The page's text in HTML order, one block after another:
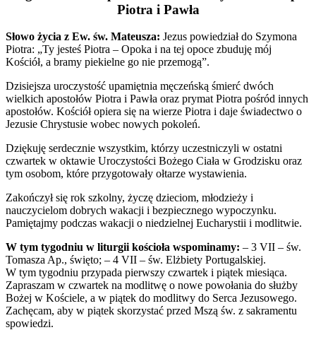
Piotra i Pawła
Słowo życia z Ew. św. Mateusza: Jezus powiedział do Szymona
Piotra: „Ty jesteś Piotra – Opoka i na tej opoce zbuduję mój
Kościół, a bramy piekielne go nie przemogą”.
Dzisiejsza uroczystość upamiętnia męczeńską śmierć dwóch
wielkich apostołów Piotra i Pawła oraz prymat Piotra pośród innych
apostołów. Kościół opiera się na wierze Piotra i daje świadectwo o
Jezusie Chrystusie wobec nowych pokoleń.
Dziękuję serdecznie wszystkim, którzy uczestniczyli w ostatni
czwartek w oktawie Uroczystości Bożego Ciała w Grodzisku oraz
tym osobom, które przygotowały ołtarze wystawienia.
Zakończył się rok szkolny, życzę dzieciom, młodzieży i
nauczycielom dobrych wakacji i bezpiecznego wypoczynku.
Pamiętajmy podczas wakacji o niedzielnej Eucharystii i modlitwie.
W tym tygodniu w liturgii kościoła wspominamy: – 3 VII – św.
Tomasza Ap., święto; – 4 VII – św. Elżbiety Portugalskiej.
W tym tygodniu przypada pierwszy czwartek i piątek miesiąca.
Zapraszam w czwartek na modlitwę o nowe powołania do służby
Bożej w Kościele, a w piątek do modlitwy do Serca Jezusowego.
Zachęcam, aby w piątek skorzystać przed Mszą św. z sakramentu
spowiedzi.